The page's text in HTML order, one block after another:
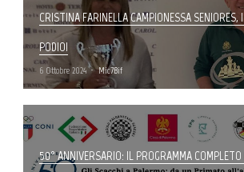
CRISTINA FARINELLA CAMPIONESSA SENIORES,
PODIO!
6 Ottobre 2024 Mic7Bif
50° ANNIVERSARIO: IL PROGRAMMA